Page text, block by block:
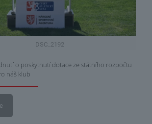
DSC_2192
o poskytnutí dotace ze státního rozpočtu
náš klub